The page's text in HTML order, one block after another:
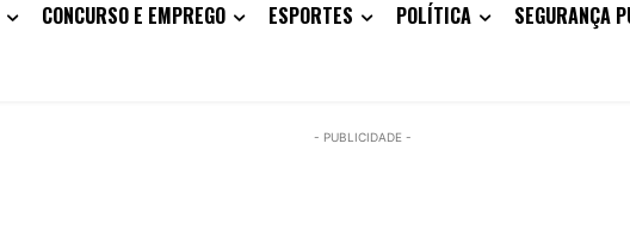
CONCURSO E EMPREGO ESPORTES POLÍTICA SEGURANÇA
- PUBLICIDADE -